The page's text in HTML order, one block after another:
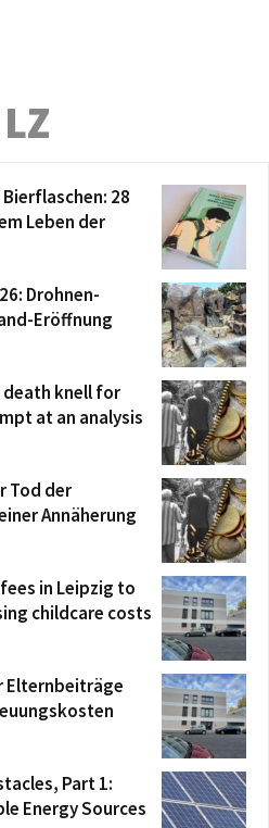
28
Leben der
Drohnen-
Eröffnung
death knell for
at an analysis
Tod der
Annäherung
in Leipzig to
childcare costs
Elternbeiträge
Part 1:
Energy Sources